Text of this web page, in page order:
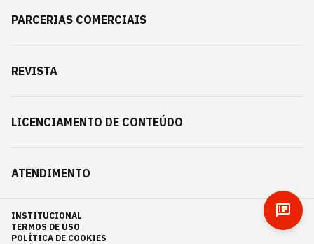
PARCERIAS COMERCIAIS
REVISTA
LICENCIAMENTO DE CONTEÚDO
ATENDIMENTO
INSTITUCIONAL
TERMOS DE USO
POLÍTICA DE COOKIES